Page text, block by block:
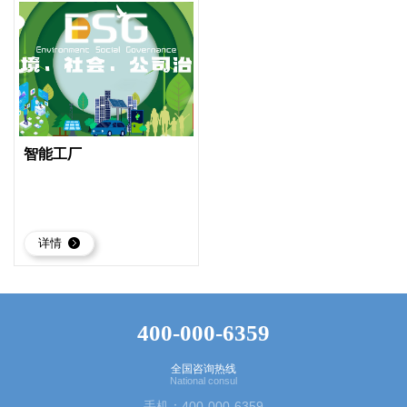
智能工厂
详情
400-000-6359
全国咨询热线
National consul